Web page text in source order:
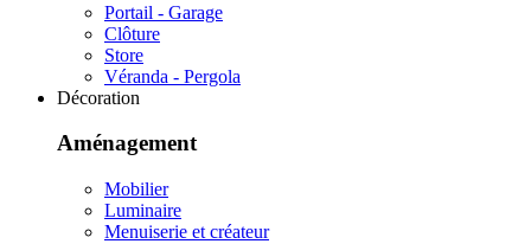
Portail - Garage
Clôture
Store
Véranda - Pergola
Décoration
Aménagement
Mobilier
Luminaire
Menuiserie et créateur